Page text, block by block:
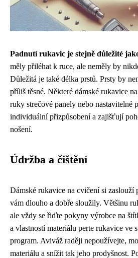
Padnutí rukavic je stejně důležité
měly přiléhat k ruce, ale neměly by
Důležitá je také délka prstů. Prsty by
příliš těsné. Některé dámské rukavice
ruky strečové panely nebo nastavitelné
individuální přizpůsobení a zajišťují
nošení.
Údržba a čištění
Dámské rukavice na cvičení si zaslouží
vám dlouho a dobře sloužily. Většinu
ale vždy se řiďte pokyny výrobce na
a vlastností materiálu perte rukavice ve
program. Aviváž raději nepoužívejte,
materiálu a snížit tak jeho prodyšnost.